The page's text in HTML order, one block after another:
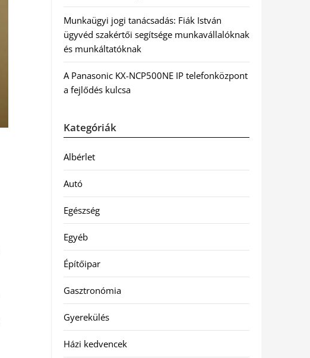
Munkaügyi jogi tanácsadás: Fiák István
ügyvéd szakértői segítsége munkavállalóknak
és munkáltatóknak
A Panasonic KX-NCP500NE IP telefonközpont
a fejlődés kulcsa
Kategóriák
Albérlet
Autó
Egészség
Egyéb
Építőipar
Gasztronómia
Gyerekülés
Házi kedvencek